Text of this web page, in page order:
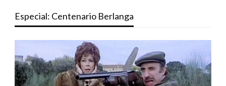
Especial: Centenario Berlanga